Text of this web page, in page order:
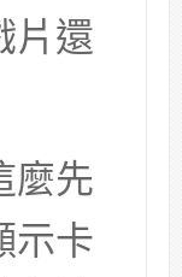
片還
麼先
示卡